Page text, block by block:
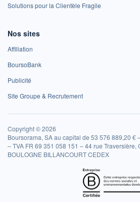
Solutions pour la Clientèle Fragile
Nos sites
Affiliation
BoursoBank
Publicité
Site Groupe & Recrutement
Copyright © 2026
Boursorama, SA au capital de 53 576 889,20 €
– TVA FR 69 351 058 151 – 44 rue Traversière,
BOULOGNE BILLANCOURT CEDEX